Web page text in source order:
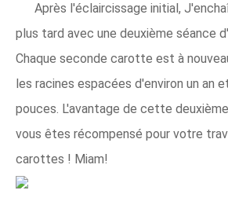
Après l'éclaircissage initial,
plus tard avec une deuxième séance
Chaque seconde carotte est à
les racines espacées d'environ un an
pouces. L'avantage de cette
vous êtes récompensé pour votre
carottes ! Miam!